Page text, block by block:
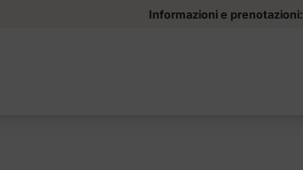
Informazioni e prenotazioni: